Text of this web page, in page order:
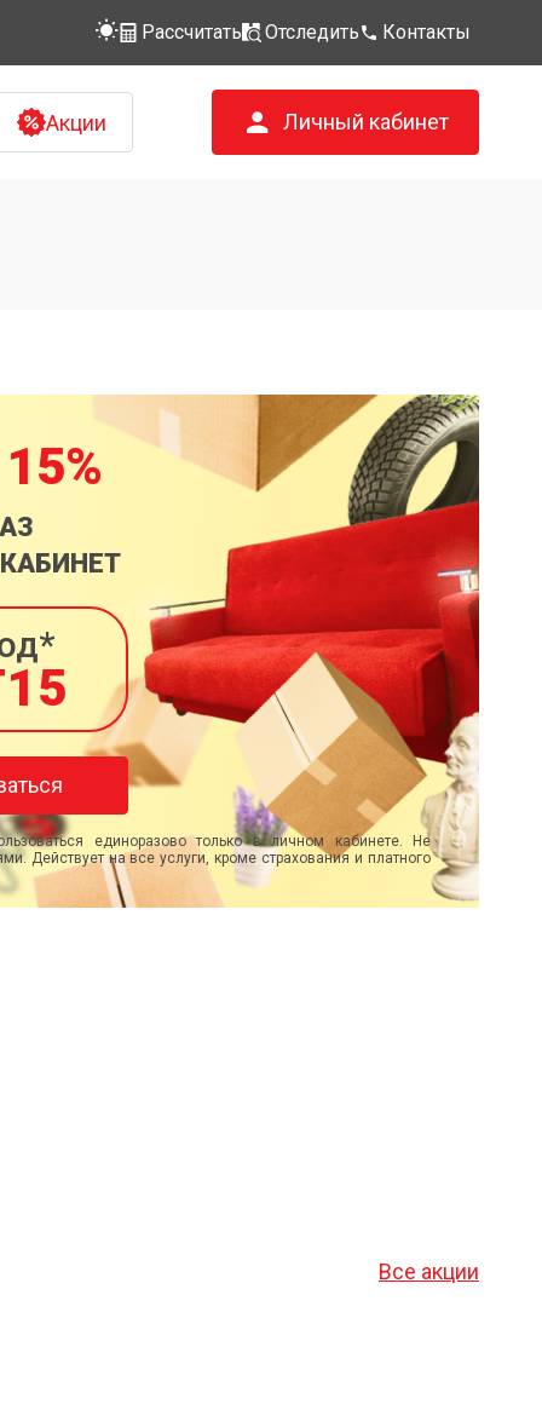
Рассчитать Отследить Контакты
Акции Личный кабинет
единоразово только в личном кабинете. Не
Действует на все услуги, кроме страхования и платного
Все акции